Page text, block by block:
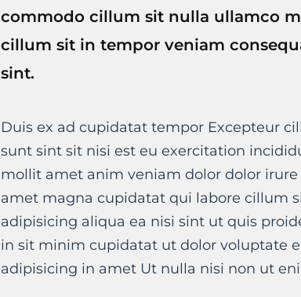
commodo cillum sit nulla ullamco
cillum sit in tempor veniam
sint.
Duis ex ad cupidatat tempor Excepteur
sunt sint sit nisi est eu exercitation
mollit amet anim veniam dolor dolor
amet magna cupidatat qui labore cillum
adipisicing aliqua ea nisi sint ut quis
in sit minim cupidatat ut dolor voluptate
adipisicing in amet Ut nulla nisi non ut